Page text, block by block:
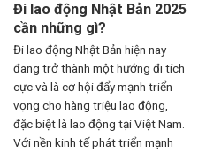
Đi lao động Nhật Bản 2025
cần những gì?
Đi lao động Nhật Bản hiện nay
đang trở thành một hướng đi tích
cực và là cơ hội đẩy mạnh triển
vọng cho hàng triệu lao động,
đặc biệt là lao động tại Việt Nam.
Với nền kinh tế phát triển mạnh